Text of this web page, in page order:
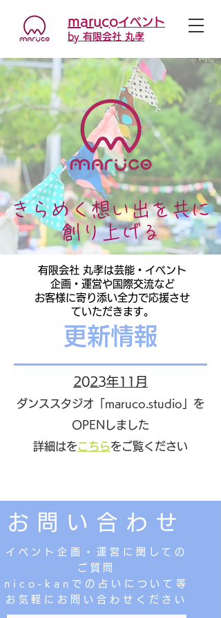
marucoイベント
by 有限会社 丸孝
きらめく想い出を共に
​創り上げる
有限会社 丸孝は芸能・イベント
企画・運営や国際交流など
お客様に寄り添い全力で応援させ
ていただきます。
更新情報
2023年11月
ダンススタジオ「maruco.studio」を
OPENしました
​詳細はをこちらをご覧ください
お問い合わせ
イベント企画・運営に関しての
ご質問
nico-kanでの占いについて等
​お気軽にお問い合わせください